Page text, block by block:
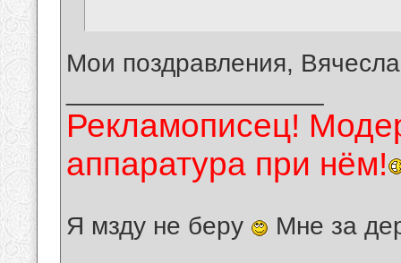
Мои поздравления,
Рекламописец!
аппаратура при нём!
Я мзду не беру Мне за